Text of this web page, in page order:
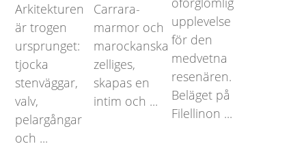
Arkitekturen
är trogen
ursprunget:
tjocka
stenväggar,
valv,
pelargångar
och ...
Carrara-
marmor och
marockanska
zelliges,
skapas en
intim och ...
upplevelse
för den
medvetna
resenären.
Beläget på
Filellinon ...